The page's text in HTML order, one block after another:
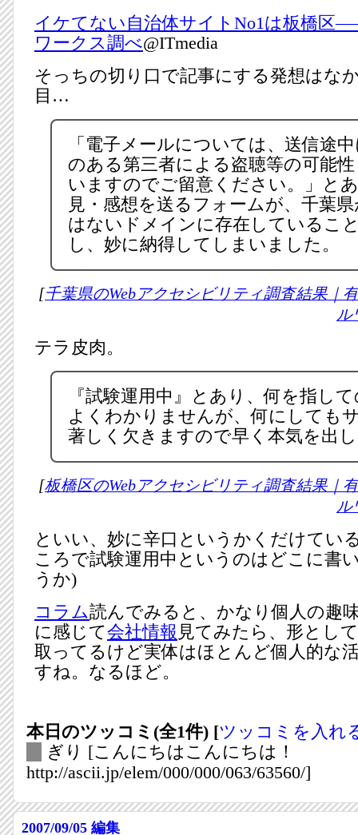
イケてない自治体サイトNo1は板橋区
ワークス調べ@ITmedia
そっちの切り口で記事にする発想はな
目…
「電子メールについては、送信途
のある第三者による盗聴等の可能
いますのでご留意ください。」と
見・感想を送るフォームが、千葉
はないドメインに存在しているこ
し、妙に納得してしまいました。
[千葉県のWebアクセシビリティ調査結果｜
ル
テラ皮肉。
『試験運用中』とあり、何を指し
よくわかりませんが、何にしても
著しく欠きますので早く本気を出
[板橋区のWebアクセシビリティ調査結果｜
ル
といい、妙に辛口というかくだけてい
ころで試験運用中というのはどこに書
うか)
コラム読んでみると、かなり個人の趣
に感じて会社情報 見てみたら、形とし
取ってるけど実体はほとんど個人的な
すね。なるほど。
本日のツッコミ(全1件) [ツッコミを入れ
ぎり
[こんにちはこんにちは！
http://ascii.jp/elem/000/000/063/63560/]
2007/09/05 編集